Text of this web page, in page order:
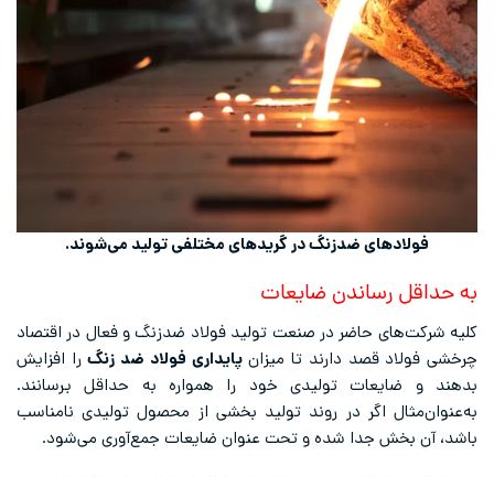
فولادهای ضدزنگ در گریدهای مختلفی تولید می‌شوند.
به حداقل رساندن ضایعات
کلیه شرکت‌های حاضر در صنعت تولید فولاد ضدزنگ و فعال در اقتصاد
چرخشی فولاد قصد دارند تا میزانپایداری فولاد ضد زنگرا افزایش
بدهند و ضایعات تولیدی خود را همواره به حداقل برسانند.
به‌عنوان‌مثال اگر در روند تولید بخشی از محصول تولیدی نامناسب
باشد، آن بخش جدا شده و تحت عنوان ضایعات جمع‌‌آوری می‌شود.